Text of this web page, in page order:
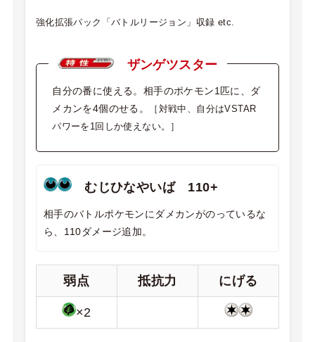
強化拡張パック「バトルリージョン」収録 etc.
ザンゲツスター
自分の番に使える。相手のポケモン1匹に、ダ
メカンを4個のせる。
［対戦中、自分はVSTAR
パワーを1回しか使えない。］
むじひなやいば 110+
相手のバトルポケモンにダメカンがのっているな
ら、110ダメージ追加。
弱点 抵抗力 にげる
×2